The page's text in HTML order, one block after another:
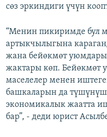
сөз эркиндиги үчүн
“Менин пикиримде бул
артыкчылыгына
жана бейөкмөт
жактары көп. Бейөкмөт
маселелер менен
башкаларын да
экономикалык жаатта
бар”, - деди юрист